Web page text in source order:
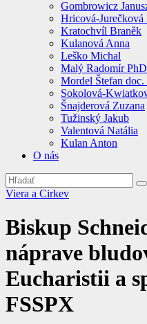
Gombrowicz
Hricová-Jurečková
Kratochvíl Braněk
Kulanová Anna
Leško Michal
Malý Radomír
Mordel Štefan
Sokolová-
Šnajderová Zuzana
Tužinský Jakub
Valentová Natália
Kulan Anton
O nás
Viera a Cirkev
Biskup
náprave
Eucharistii a
FSSPX